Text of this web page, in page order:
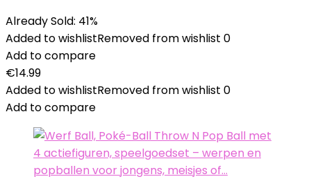
Already Sold: 41%
Added to wishlistRemoved from wishlist 0
Add to compare
€14.99
Added to wishlistRemoved from wishlist 0
Add to compare